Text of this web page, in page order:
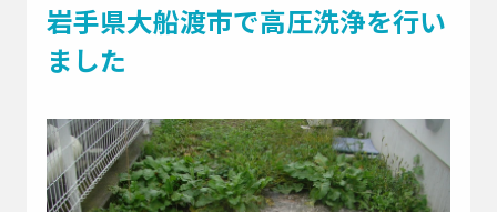
よくあるご質問
岩手県大船渡市で高圧洗浄を行い
ました